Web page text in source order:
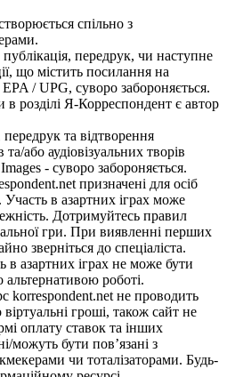
спільно з
передрук, чи наступне
що містить посилання на
/ UPG, суворо забороняється.
в розділі Я-Корреспондент є автор
та відтворення
або аудіовізуальних творів
- суворо забороняється.
призначені для осіб
в азартних іграх може
Дотримуйтесь правил
гри. При виявленні перших
зверніться до спеціаліста.
в азартних іграх не може бути
альтернативою роботі.
korrespondent.net не проводить
віртуальні гроші, також сайт не
оплату ставок та інших
можуть бути пов’язані з
чи тоталізаторами. Будь-